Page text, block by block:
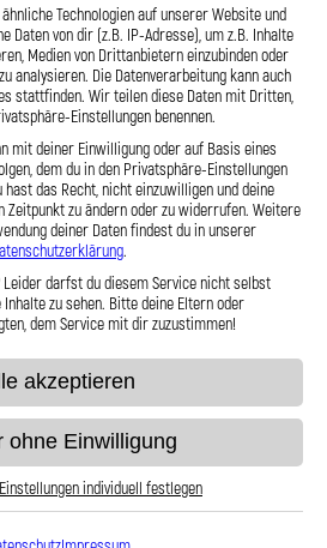
täglich per
Sie da.
Einfache Montage dank
Unsere technischen
Highlights
Kits für VW Golf 1K Golf Cabriolet 1.4
die hohen Anforderungen moderner- und
Technologien auf unserer Website und
Daten von dir (z.B. IP-Adresse), um z.B. Inhalte
Medien von Drittanbietern einzubinden oder
analysieren. Die Datenverarbeitung kann auch
stattfinden. Wir teilen diese Daten mit Dritten,
Einstellungen benennen.
mit deiner Einwilligung oder auf Basis eines
dem du in den Privatsphäre-Einstellungen
das Recht, nicht einzuwilligen und deine
Zeitpunkt zu ändern oder zu widerrufen. Weitere
deiner Daten findest du in unserer
.
Leider darfst du diesem Service nicht selbst
zu sehen. Bitte deine Eltern oder
dem Service mit dir zuzustimmen!
akzeptieren
ohne Einwilligung
individuell festlegen